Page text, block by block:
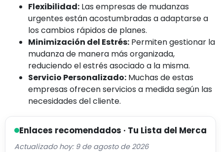
Flexibilidad: Las empresas de mudanzas
urgentes están acostumbradas a adaptarse a
los cambios rápidos de planes.
Minimización del Estrés: Permiten gestionar la
mudanza de manera más organizada,
reduciendo el estrés asociado a la misma.
Servicio Personalizado: Muchas de estas
empresas ofrecen servicios a medida según las
necesidades del cliente.
Enlaces recomendados · Tu Lista del Merca
Actualizado hoy: 9 de agosto de 2026